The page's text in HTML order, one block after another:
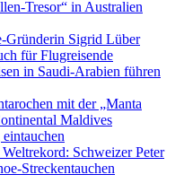
Tresor“ in Australien
Gründerin Sigrid Lüber
für Flugreisende
in Saudi-Arabien führen
mit der „Manta
Maldives
Schweizer Peter
Streckentauchen